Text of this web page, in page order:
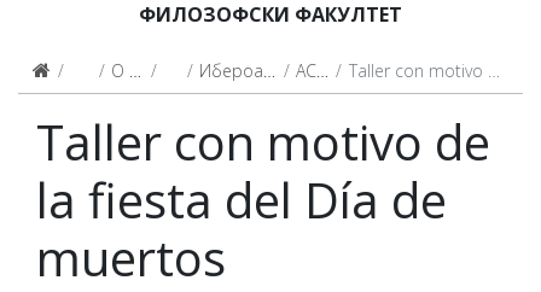
ФИЛОЗОФСКИ ФАКУЛТЕТ
Факултет
О Факултету ЦентриИбероамерички центар ACTIVIDADES Taller con motivo de la fiesta del Día de muertos
Taller con motivo de
la fiesta del Día de
muertos